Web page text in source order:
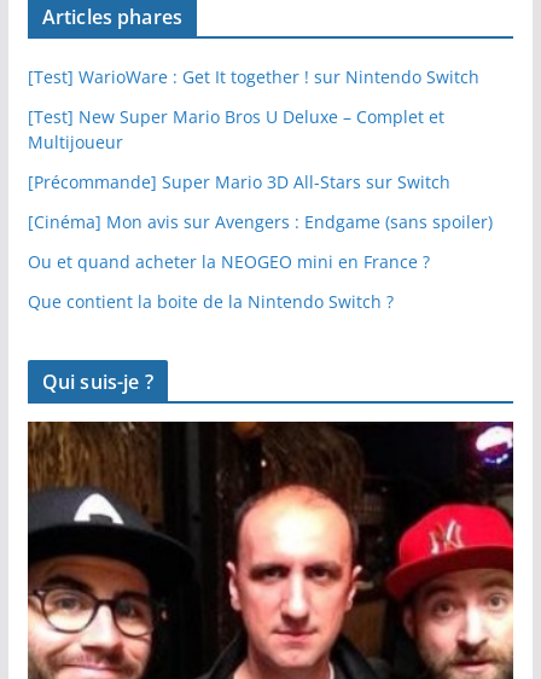
Articles phares
[Test] WarioWare : Get It together ! sur Nintendo Switch
[Test] New Super Mario Bros U Deluxe – Complet et
Multijoueur
[Précommande] Super Mario 3D All-Stars sur Switch
[Cinéma] Mon avis sur Avengers : Endgame (sans spoiler)
Ou et quand acheter la NEOGEO mini en France ?
Que contient la boite de la Nintendo Switch ?
Qui suis-je ?